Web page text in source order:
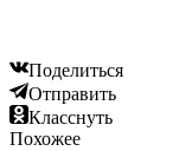
Поделиться
Отправить
Класснуть
Похожее